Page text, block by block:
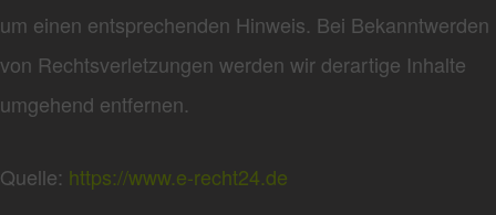
um einen entsprechenden Hinweis. Bei Bekanntwerden
von Rechtsverletzungen werden wir derartige Inhalte
umgehend entfernen.
Quelle: https://www.e-recht24.de